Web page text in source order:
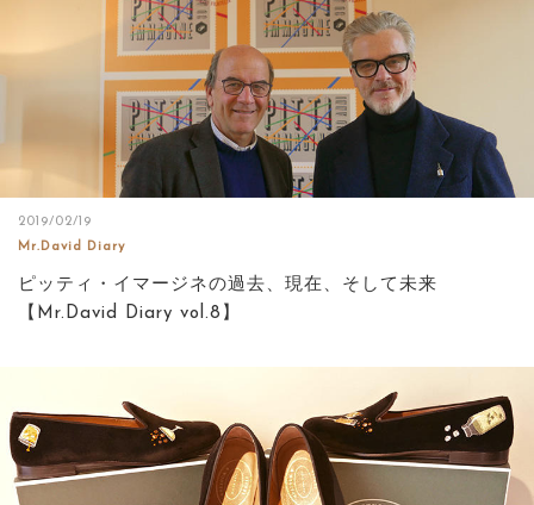
2019/02/19
Mr.David Diary
ピッティ・イマージネの過去、現在、そして未来
【Mr.David Diary vol.8】